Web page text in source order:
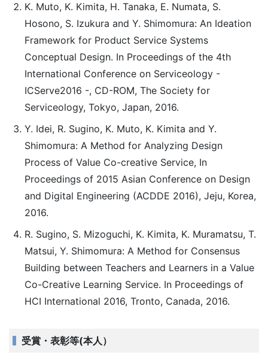
K. Muto, K. Kimita, H. Tanaka, E. Numata, S.
Hosono, S. Izukura and Y. Shimomura: An Ideation
Framework for Product Service Systems
Conceptual Design. In Proceedings of the 4th
International Conference on Serviceology -
ICServe2016 -, CD-ROM, The Society for
Serviceology, Tokyo, Japan, 2016.
Y. Idei, R. Sugino, K. Muto, K. Kimita and Y.
Shimomura: A Method for Analyzing Design
Process of Value Co-creative Service, In
Proceedings of 2015 Asian Conference on Design
and Digital Engineering (ACDDE 2016), Jeju, Korea,
2016.
R. Sugino, S. Mizoguchi, K. Kimita, K. Muramatsu, T.
Matsui, Y. Shimomura: A Method for Consensus
Building between Teachers and Learners in a Value
Co-Creative Learning Service. In Proceedings of
HCI International 2016, Tronto, Canada, 2016.
受賞・表彰等(本人）